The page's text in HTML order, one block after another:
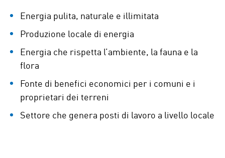
Energia pulita, naturale e illimitata
Produzione locale di energia
Energia che rispetta l’ambiente, la fauna e la
flora
Fonte di benefici economici per i comuni e i
proprietari dei terreni
Settore che genera posti di lavoro a livello locale